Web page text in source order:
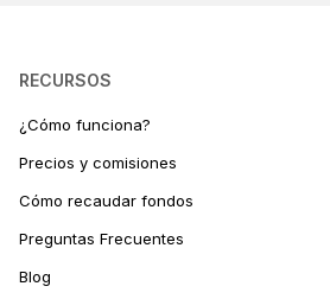
RECURSOS
¿Cómo funciona?
Precios y comisiones
Cómo recaudar fondos
Preguntas Frecuentes
Blog